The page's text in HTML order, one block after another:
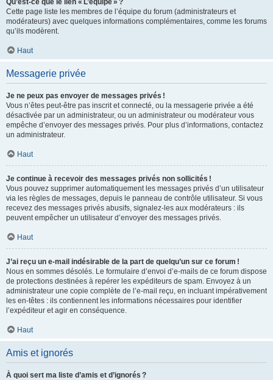
Qu’est-ce que le lien « L’équipe » ?
Cette page liste les membres de l’équipe du forum (administrateurs et
modérateurs) avec quelques informations complémentaires, comme les forums
qu’ils modèrent.
Haut
Messagerie privée
Je ne peux pas envoyer de messages privés !
Vous n’êtes peut-être pas inscrit et connecté, ou la messagerie privée a été
désactivée par un administrateur, ou un administrateur ou modérateur vous
empêche d’envoyer des messages privés. Pour plus d’informations, contactez
un administrateur.
Haut
Je continue à recevoir des messages privés non sollicités !
Vous pouvez supprimer automatiquement les messages privés d’un utilisateur
via les règles de messages, depuis le panneau de contrôle utilisateur. Si vous
recevez des messages privés abusifs, signalez-les aux modérateurs : ils
peuvent empêcher un utilisateur d’envoyer des messages privés.
Haut
J’ai reçu un e-mail indésirable de la part de quelqu’un sur ce forum !
Nous en sommes désolés. Le formulaire d’envoi d’e-mails de ce forum dispose
de protections destinées à repérer les expéditeurs de spam. Envoyez à un
administrateur une copie complète de l’e-mail reçu, en incluant impérativement
les en-têtes : ils contiennent les informations nécessaires pour identifier
l’expéditeur et agir en conséquence.
Haut
Amis et ignorés
À quoi sert ma liste d’amis et d’ignorés ?